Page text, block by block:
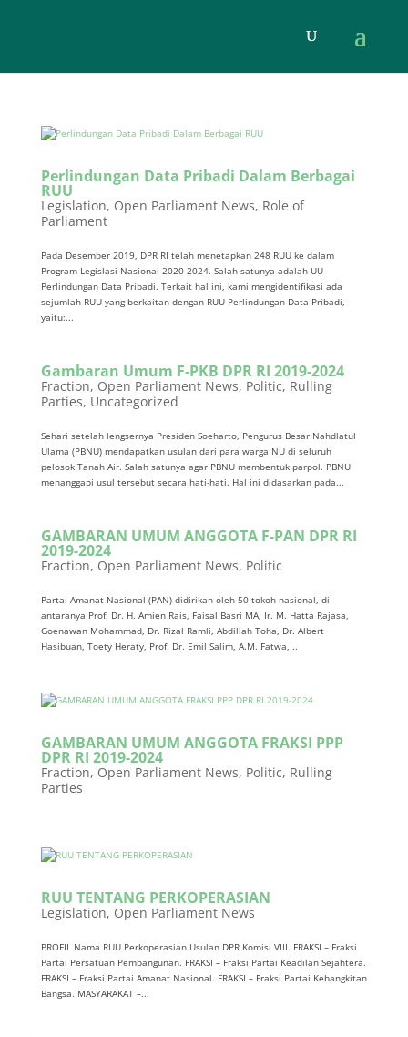
Perlindungan Data Pribadi Dalam Berbagai
RUU
Legislation, Open Parliament News, Role of
Parliament
Pada Desember 2019, DPR RI telah menetapkan 248 RUU ke dalam
Program Legislasi Nasional 2020-2024. Salah satunya adalah UU
Perlindungan Data Pribadi. Terkait hal ini, kami mengidentifikasi ada
sejumlah RUU yang berkaitan dengan RUU Perlindungan Data Pribadi,
yaitu:...
Gambaran Umum F-PKB DPR RI 2019-2024
Fraction, Open Parliament News, Politic, Rulling
Parties, Uncategorized
Sehari setelah lengsernya Presiden Soeharto, Pengurus Besar Nahdlatul
Ulama (PBNU) mendapatkan usulan dari para warga NU di seluruh
pelosok Tanah Air. Salah satunya agar PBNU membentuk parpol. PBNU
menanggapi usul tersebut secara hati-hati. Hal ini didasarkan pada...
GAMBARAN UMUM ANGGOTA F-PAN DPR RI
2019-2024
Fraction, Open Parliament News, Politic
Partai Amanat Nasional (PAN) didirikan oleh 50 tokoh nasional, di
antaranya Prof. Dr. H. Amien Rais, Faisal Basri MA, Ir. M. Hatta Rajasa,
Goenawan Mohammad, Dr. Rizal Ramli, Abdillah Toha, Dr. Albert
Hasibuan, Toety Heraty, Prof. Dr. Emil Salim, A.M. Fatwa,...
GAMBARAN UMUM ANGGOTA FRAKSI PPP
DPR RI 2019-2024
Fraction, Open Parliament News, Politic, Rulling
Parties
RUU TENTANG PERKOPERASIAN
Legislation, Open Parliament News
PROFIL Nama RUU Perkoperasian Usulan DPR Komisi VIII. FRAKSI – Fraksi
Partai Persatuan Pembangunan. FRAKSI – Fraksi Partai Keadilan Sejahtera.
FRAKSI – Fraksi Partai Amanat Nasional. FRAKSI – Fraksi Partai Kebangkitan
Bangsa. MASYARAKAT –...